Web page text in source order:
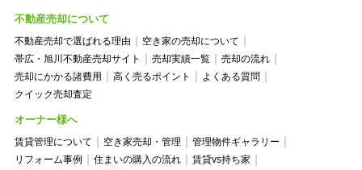
不動産売却について
不動産売却で選ばれる理由
空き家の売却について
帯広・旭川不動産売却サイト
売却実績一覧
売却の流れ
売却にかかる諸費用
高く売るポイント
よくある質問
クイック売却査定
オーナー様へ
賃貸管理について 空き家売却・管理
管理物件ギャラリー
リフォーム事例
住まいの購入の流れ
賃貸vs持ち家